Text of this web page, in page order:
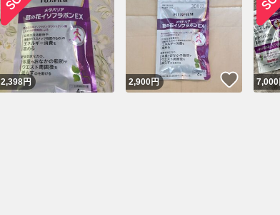
2,398円 2,900円 いいね
7,000